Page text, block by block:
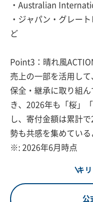
・Australian
・ジャパン・グレー
ど
Point3：晴れ風
売上の一部を活用し
保全・継承に取り組
き、2026年も「桜」
し、寄付金額は累計
勢も共感を集めている
※: 2026年6月時点
キ
公